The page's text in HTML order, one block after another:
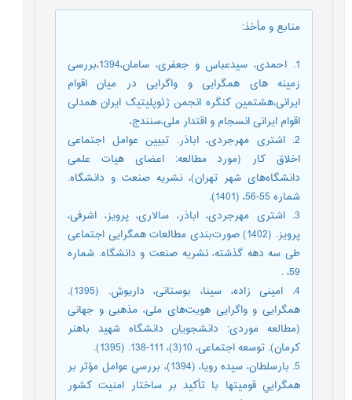
منابع و مأخذ:
1. احمدی، سیدعباس و جعفری، سامان،1394،بررسی
زمینه های همگرایی و واگرایی در میان اقوام
ایرانی،هشتمین کنگره انجمن ژئوپلیتیک ایران همدلی
اقوام ایرانی انسجام و اقتدار ملی،سنندج،
2. اشتری مهرجردی، اباذر. تبیین عوامل اجتماعی
اخلاق کار (مورد مطالعه: اعضای هیات علمی
دانشگاه‌های شهر تهران)، نشریه صنعت و دانشگاه.
شماره 55-56، (1401).
3. اشتری مهرجردی، اباذر، سالاری، پرویز، اشرفی،
پرویز. (1402) صورت‌بندی مطالعات همگرایی اجتماعی
طی سه دهه گذشته، نشریه صنعت و دانشگاه. شماره
59، .
4. امینی زاده، سینا، بوستانی، داریوش. (1395).
همگرایی و واگرایی هویت‌های ملی، مذهبی و جهانی
(مطالعه موردی: دانشجویان دانشگاه شهید باهنر
کرمان). توسعه اجتماعی، 10(3)، 111-138. (1395).
5. بارسلطان، سيده رويا، (1394)، بررسي عوامل مؤثر بر
همگرايي قوميتها با تأکيد بر ساختار امنيت کشور